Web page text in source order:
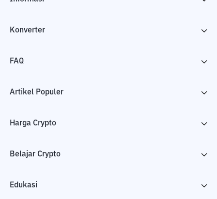
Konverter
FAQ
Artikel Populer
Harga Crypto
Belajar Crypto
Edukasi